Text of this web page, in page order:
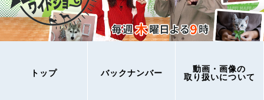
トップ バックナンバー
動画・画像の
取り扱いについて